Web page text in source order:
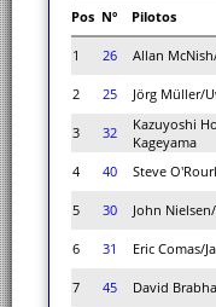
Pos Nº Pilotos
1
26 Allan
2
25 Jörg Müller/
3
32
Kazuyoshi
Kageyama
4
40 Steve
5
30 John
6
31 Eric Comas/
7
45 David